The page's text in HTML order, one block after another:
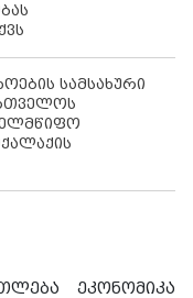
სამსახური
ეკონომიკა